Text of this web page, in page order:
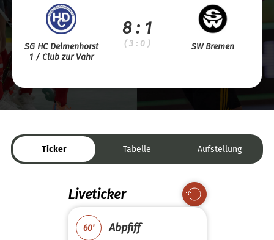
SG HC Delmenhorst
1 / Club zur Vahr
8 : 1
( 3 : 0 ) SW Bremen
Ticker Tabelle Aufstellung
Liveticker
60'
Abpfiff